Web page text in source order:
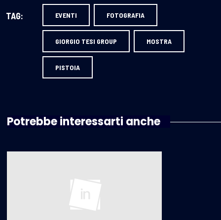
TAG: EVENTI FOTOGRAFIA
GIORGIO TESI GROUP MOSTRA
PISTOIA
Potrebbe interessarti anche